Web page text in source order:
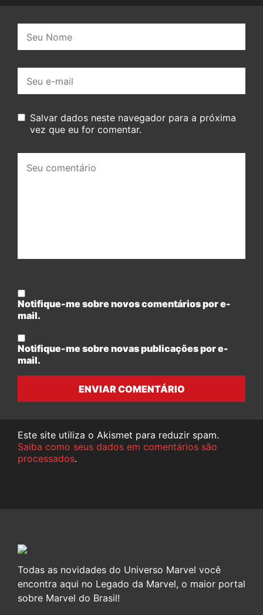
mail:
Salvar dados neste navegador para a próxima
vez que eu for comentar.
comentário:
Notifique-me sobre novos comentários por e-
mail.
Notifique-me sobre novas publicações por e-
mail.
ENVIAR COMENTÁRIO
Este site utiliza o Akismet para reduzir spam.
Saiba como seus dados em comentários são
processados.
Todas as novidades do Universo Marvel você
encontra aqui no Legado da Marvel, o maior portal
sobre Marvel do Brasil!